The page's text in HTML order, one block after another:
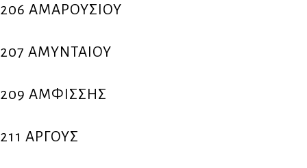
206 ΑΜΑΡΟΥΣΙΟΥ
207 ΑΜΥΝΤΑΙΟΥ
209 ΑΜΦΙΣΣΗΣ
211 ΑΡΓΟΥΣ